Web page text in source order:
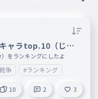
ャラtop.10（じぶ
をランキングにしたよ
争 #ランキング
10 2 3